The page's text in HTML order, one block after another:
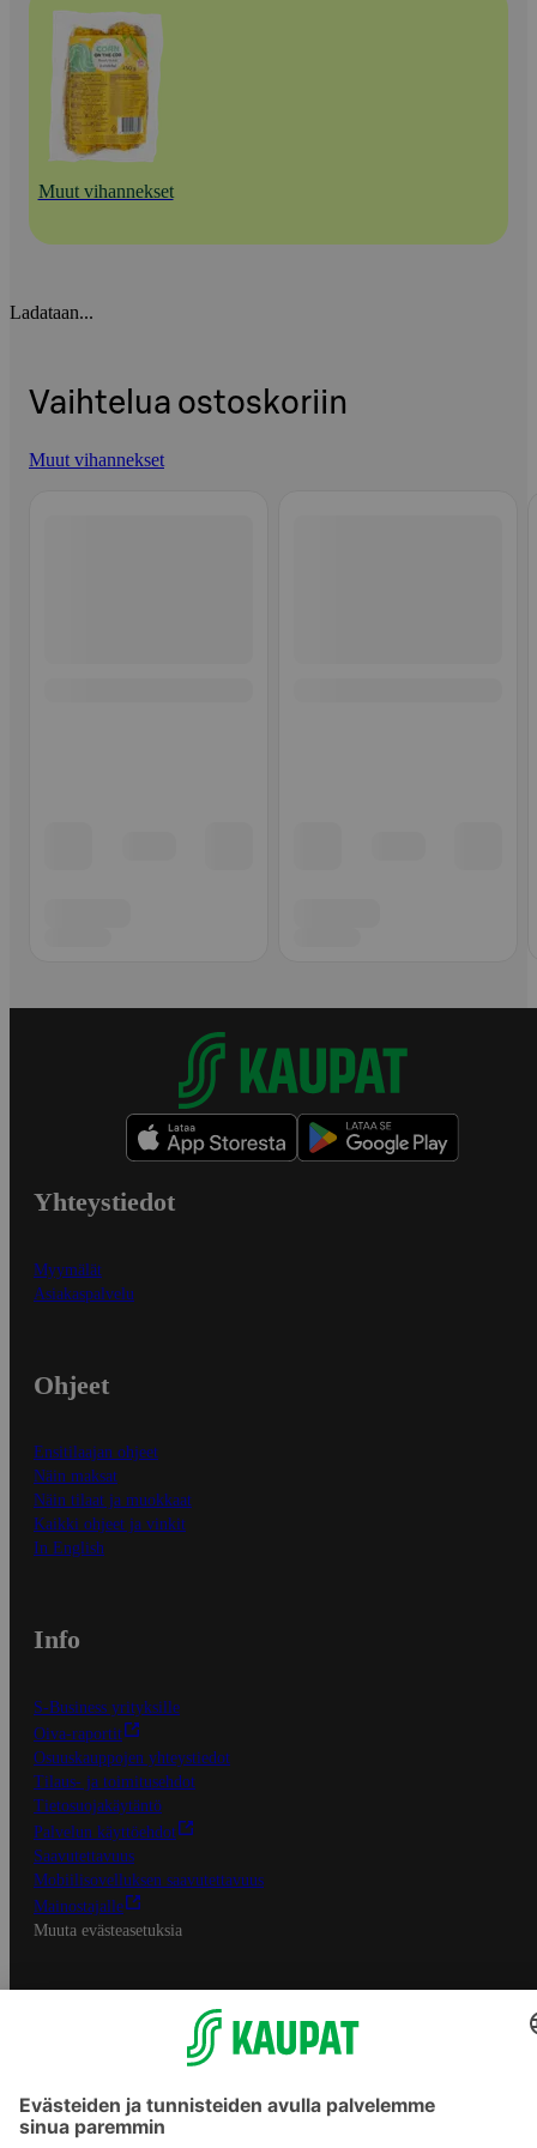
Muut vihannekset
Ladataan...
Vaihtelua ostoskoriin
Muut vihannekset
Yhteystiedot
Myymälät
Asiakaspalvelu
Ohjeet
Ensitilaajan ohjeet
Näin maksat
Näin tilaat ja muokkaat
Kaikki ohjeet ja vinkit
In English
Info
S-Business yrityksille
Oiva-raportit
Osuuskauppojen yhteystiedot
Tilaus- ja toimitusehdot
Tietosuojakäytäntö
Palvelun käyttöehdot
Saavutettavuus
Mobiilisovelluksen saavutettavuus
Mainostajalle
Muuta evästeasetuksia
S-ryhmän palvelut
Asiakasomistajuus
Yhteishyvä Ruoka -sovellus